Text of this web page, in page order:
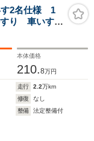
す2名仕様 1
ライバシ
書 保証書
本体価格
210.8万円
走行 2.2万km
修復
なし
整備
法定整備付